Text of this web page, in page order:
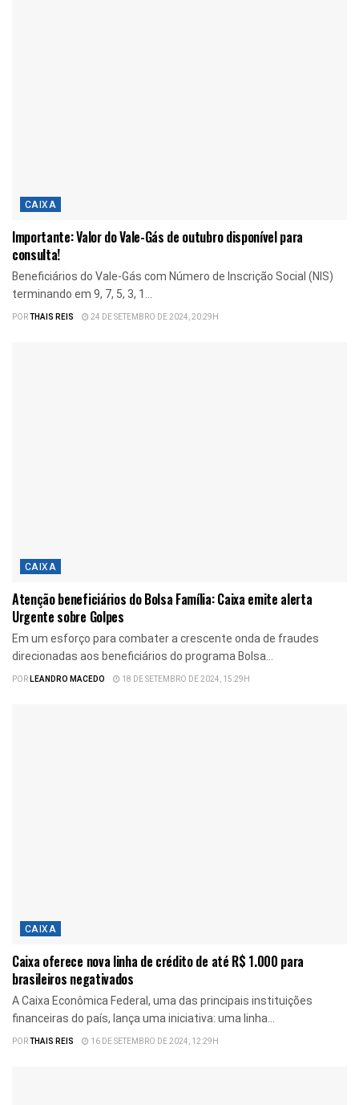
CAIXA
Importante: Valor do Vale-Gás de outubro disponível para
consulta!
Beneficiários do Vale-Gás com Número de Inscrição Social (NIS)
terminando em 9, 7, 5, 3, 1...
PORTHAIS REIS 24 DE SETEMBRO DE 2024, 20:29H
CAIXA
Atenção beneficiários do Bolsa Família: Caixa emite alerta
Urgente sobre Golpes
Em um esforço para combater a crescente onda de fraudes
direcionadas aos beneficiários do programa Bolsa...
PORLEANDRO MACEDO 18 DE SETEMBRO DE 2024, 15:29H
CAIXA
Caixa oferece nova linha de crédito de até R$ 1.000 para
brasileiros negativados
A Caixa Econômica Federal, uma das principais instituições
financeiras do país, lança uma iniciativa: uma linha...
PORTHAIS REIS 16 DE SETEMBRO DE 2024, 12:29H